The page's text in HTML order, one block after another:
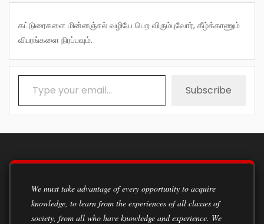
கட்டுரைகளை மின்னஞ்சல் வழியே பெற விரும்புவோர், கீழ்க்காணும்
விபரங்களை நிரப்பவும்.
Type your email…
Subscribe
We must take advantage of every opportunity to acquire
knowledge, to learn from the experiences of all classes of
society, from all who have knowledge and experience. We